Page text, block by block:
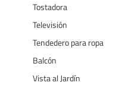
Tostadora
Televisión
Tendedero para ropa
Balcón
Vista al Jardín